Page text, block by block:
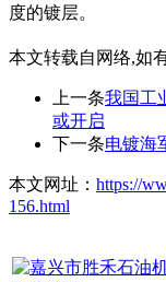
度的镀层。
本文转载自网络,如
上一条我国工
或开启
下一条电镀海
本文网址： https://
156.html